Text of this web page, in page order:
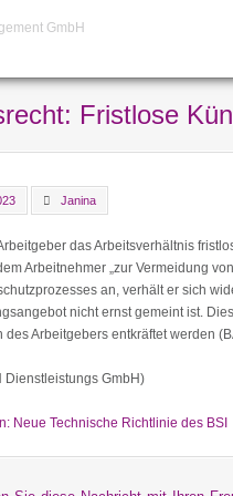
Fristlose
Janina
das Arbeitsverhältnis
Arbeitnehmer „zur Vermeidung
an, verhält er sich
nicht ernst gemeint ist.
des Arbeitgebers entkräftet werden
Dienstleistungs GmbH)
Neue Technische Richtlinie des BSI